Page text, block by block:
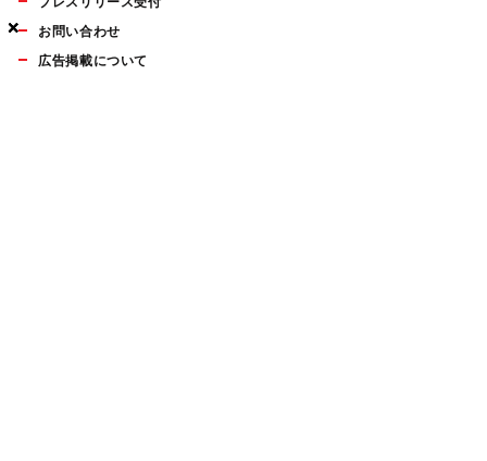
×
×
×
お問い合わせ
広告掲載について